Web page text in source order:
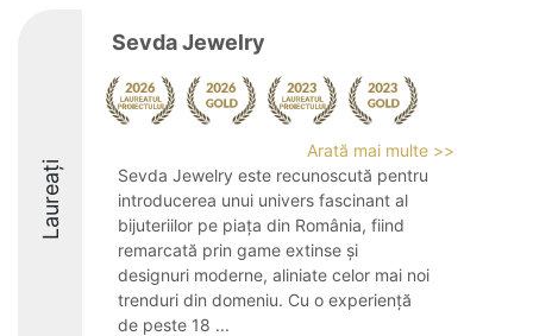
Laureați
Sevda Jewelry
Arată mai multe >>
Sevda Jewelry este recunoscută pentru
introducerea unui univers fascinant al
bijuteriilor pe piața din România, fiind
remarcată prin game extinse și
designuri moderne, aliniate celor mai noi
trenduri din domeniu. Cu o experiență
de peste 18 ...